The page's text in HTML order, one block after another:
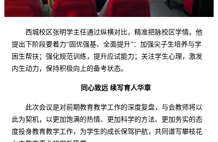
西城校区张明学主任通过纵横对比，精准把脉校区学情。他
提出下阶段要着力“固优强基、全面提升”：加强尖子生培养与学
困生帮扶；强化规范训练，提升应试能力；关注学生心理，激发
内生动力，保持积极向上的备考状态。
同心致远 续写育人华章
此次会议是对前期教育教学工作的深度复盘，与会教师将以
此为契机，以更加饱满的热情、更加科学的方法、更加务实的态
度投身教育教学工作，为学生的成长保驾护航，共同谱写攀枝花